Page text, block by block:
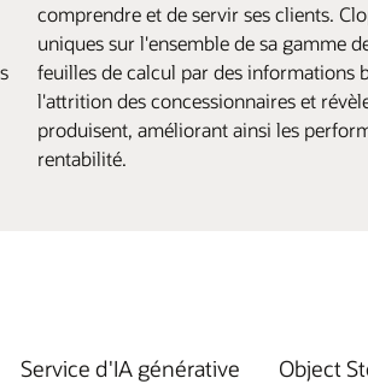
comprendre et de servir ses clients.
uniques sur l'ensemble de sa gamme
feuilles de calcul par des informations
l'attrition des concessionnaires et
produisent, améliorant ainsi les
rentabilité.
Service d'IA générative Object